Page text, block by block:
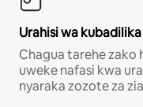
Urahisi wa
Chagua tarehe zako
uweke nafasi kwa
nyaraka zozote za